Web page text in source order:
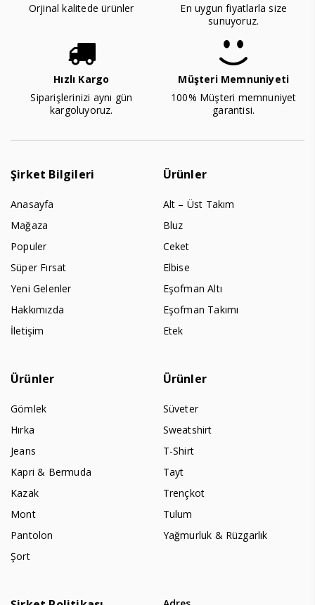
Orjinal kalitede ürünler
En uygun fiyatlarla size
sunuyoruz.
Hızlı Kargo
Siparişlerinizi aynı gün
kargoluyoruz.
Müşteri Memnuniyeti
100% Müşteri memnuniyet
garantisi.
Şirket Bilgileri
Anasayfa
Mağaza
Populer
Süper Fırsat
Yeni Gelenler
Hakkımızda
İletişim
Ürünler
Alt – Üst Takım
Bluz
Ceket
Elbise
Eşofman Altı
Eşofman Takımı
Etek
Ürünler
Gömlek
Hırka
Jeans
Kapri & Bermuda
Kazak
Mont
Pantolon
Şort
Ürünler
Süveter
Sweatshirt
T-Shirt
Tayt
Trençkot
Tulum
Yağmurluk & Rüzgarlık